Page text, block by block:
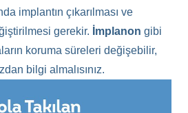
implantın çıkarılması ve
gerekir. İmplanon gibi
koruma süreleri değişebilir,
bilgi almalısınız.